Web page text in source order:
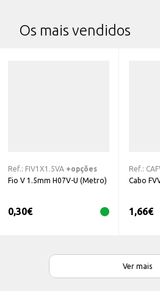
Os mais vendidos
Ref.: FIV1X1.5VA +opções
Fio V 1.5mm H07V-U (Metro)
0,30€
Ref.:
Cabo
1,66€
Ver mais